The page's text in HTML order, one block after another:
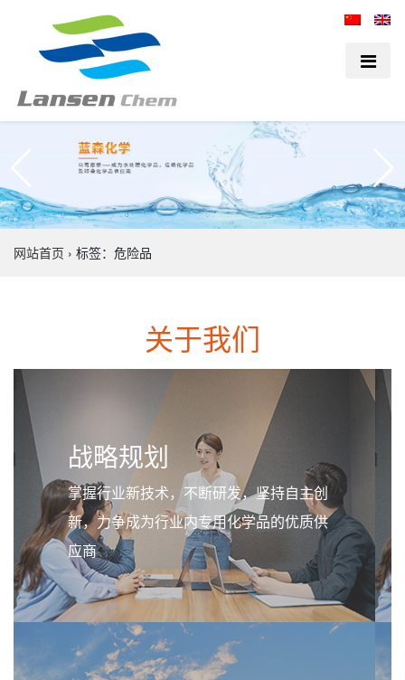
网站首页 › 标签：危险品
关于我们
战略规划
掌握行业新技术，不断研发，坚持自主创
新，力争成为行业内专用化学品的优质供
应商